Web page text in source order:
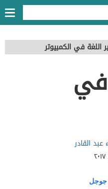
اللغة في الكمبيوتر
في
عبد القادر